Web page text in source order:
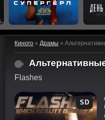
Киного » Драмы »
Flashes
SD